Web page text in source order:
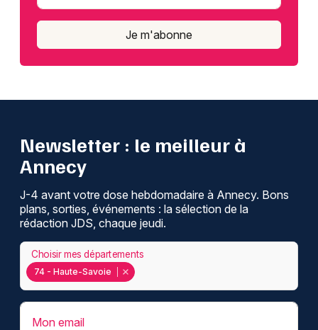
Je m'abonne
Newsletter : le meilleur à
Annecy
J-4 avant votre dose hebdomadaire à Annecy. Bons
plans, sorties, événements : la sélection de la
rédaction JDS, chaque jeudi.
74 - Haute-Savoie
Choisir mes départements
Mon email